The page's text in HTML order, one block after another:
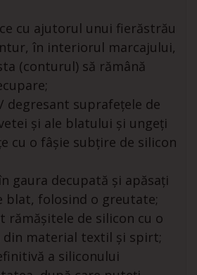
cu ajutorul unui fierăstrău
în interiorul marcajului,
(conturul) să rămână
degresant suprafețele de
și ale blatului și ungeți
cu o fâșie subțire de silicon
gaura decupată și apăsați
blat, folosind o greutate;
rămășitele de silicon cu o
din material textil și spirt;
a siliconului